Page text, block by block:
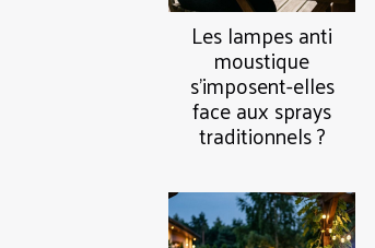
Les lampes anti
moustique
s’imposent-elles
face aux sprays
traditionnels ?